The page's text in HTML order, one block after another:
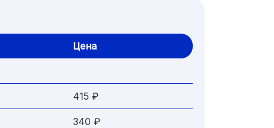
Цена
415 ₽
340 ₽